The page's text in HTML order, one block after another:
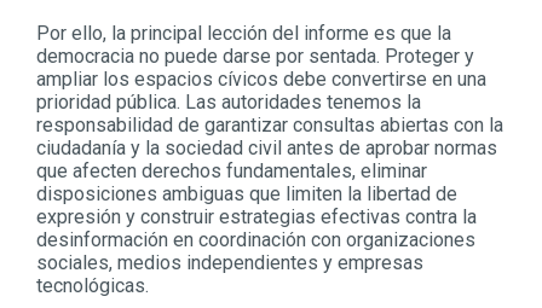
Por ello, la principal lección del informe es que la
democracia no puede darse por sentada. Proteger y
ampliar los espacios cívicos debe convertirse en una
prioridad pública. Las autoridades tenemos la
responsabilidad de garantizar consultas abiertas con la
ciudadanía y la sociedad civil antes de aprobar normas
que afecten derechos fundamentales, eliminar
disposiciones ambiguas que limiten la libertad de
expresión y construir estrategias efectivas contra la
desinformación en coordinación con organizaciones
sociales, medios independientes y empresas
tecnológicas.